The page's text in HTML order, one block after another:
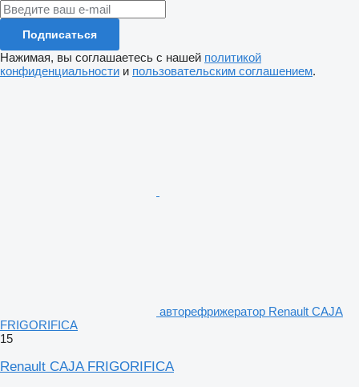
Подписаться
Нажимая, вы соглашаетесь с нашей политикой
конфиденциальности и пользовательским соглашением.
авторефрижератор Renault CAJA
FRIGORIFICA
15
Renault CAJA FRIGORIFICA